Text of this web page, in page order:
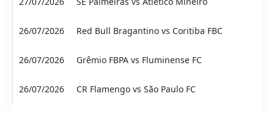
26/07/2026 Red Bull Bragantino vs Coritiba FBC
26/07/2026 Grêmio FBPA vs Fluminense FC
26/07/2026 CR Flamengo vs São Paulo FC